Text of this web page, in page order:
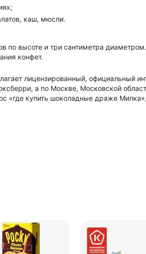
каш, мюсли.
высоте и три сантиметра
конфет.
лицензированный, официальный
а по Москве, Московской
купить шоколадные драже